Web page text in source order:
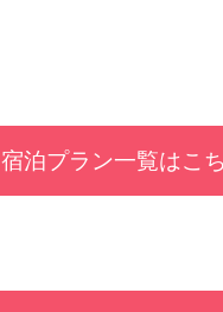
宿泊プラン一覧はこ